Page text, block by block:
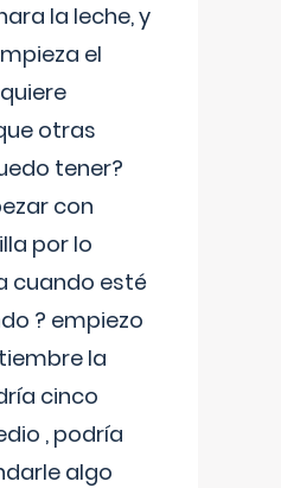
la leche, y
el
otras
tener?
con
por lo
cuando esté
? empiezo
la
cinco
, podría
algo